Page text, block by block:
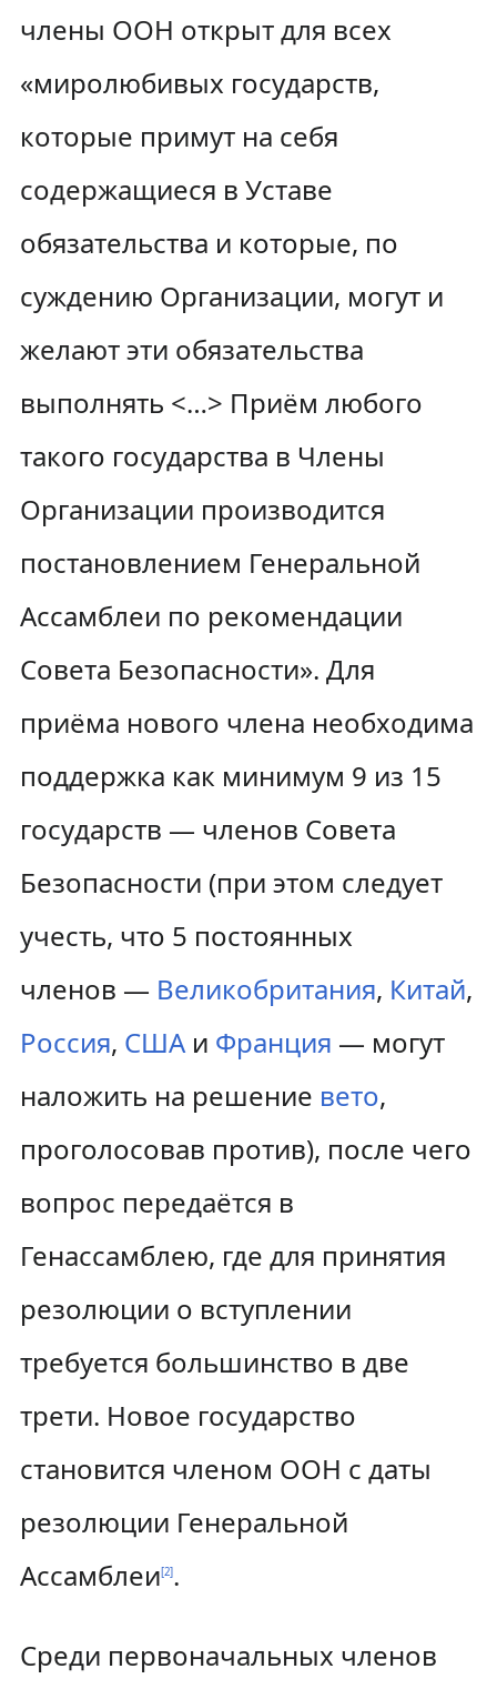
члены ООН открыт для всех
«миролюбивых государств,
которые примут на себя
содержащиеся в Уставе
обязательства и которые, по
суждению Организации, могут и
желают эти обязательства
выполнять <…> Приём любого
такого государства в Члены
Организации производится
постановлением Генеральной
Ассамблеи по рекомендации
Совета Безопасности». Для
приёма нового члена необходима
поддержка как минимум 9 из 15
государств — членов Совета
Безопасности (при этом следует
учесть, что 5 постоянных
членов — Великобритания, Китай,
Россия, СШАи Франция — могут
наложить на решение вето,
проголосовав против), после чего
вопрос передаётся в
Генассамблею, где для принятия
резолюции о вступлении
требуется большинство в две
трети. Новое государство
становится членом ООН с даты
резолюции Генеральной
Ассамблеи[2].
Среди первоначальных членов